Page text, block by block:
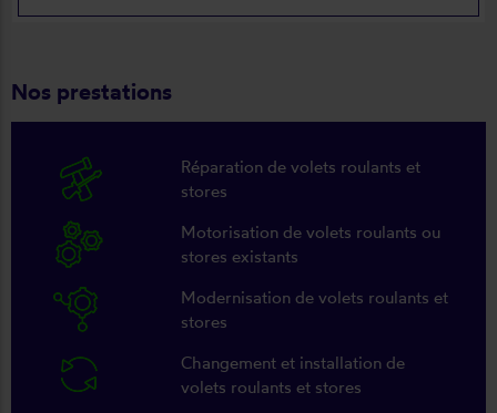
Nos prestations
Réparation de volets roulants et
stores
Motorisation de volets roulants ou
stores existants
Modernisation de volets roulants et
stores
Changement et installation de
volets roulants et stores